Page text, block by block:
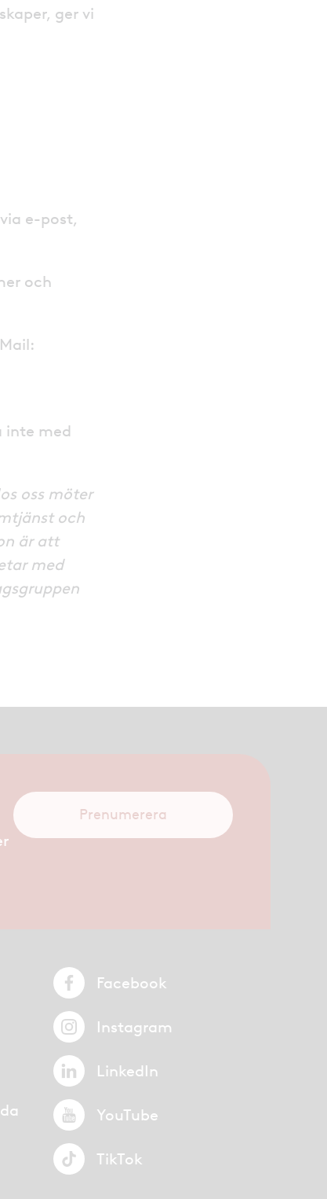
ger vi
e-post,
och
inte med
oss möter
och
är att
med
Prenumerera
Facebook
Instagram
LinkedIn
YouTube
TikTok